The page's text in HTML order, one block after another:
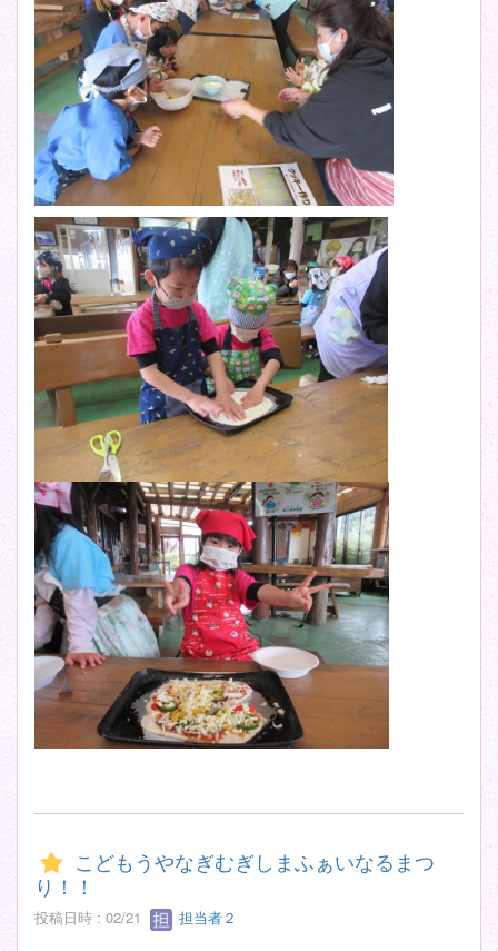
こどもうやなぎむぎしまふぁいなるまつ
り！！
投稿日時 : 02/21 担当者２